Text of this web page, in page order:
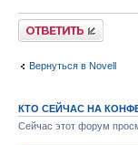
Ответить
Вернуться в Novell
КТО СЕЙЧАС НА
Сейчас этот форум